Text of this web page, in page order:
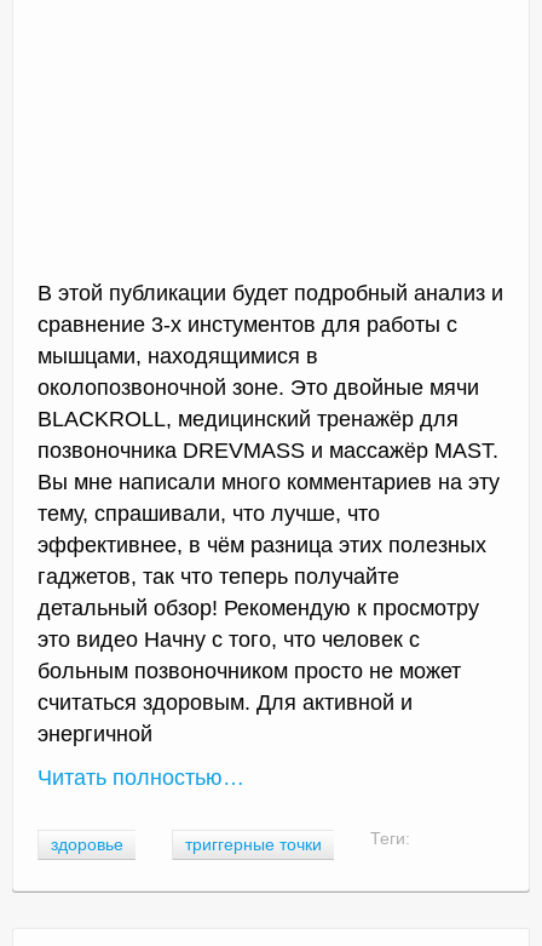
В этой публикации будет подробный анализ и
сравнение 3-х инстументов для работы с
мышцами, находящимися в
околопозвоночной зоне. Это двойные мячи
BLACKROLL, медицинский тренажёр для
позвоночника DREVMASS и массажёр MAST.
Вы мне написали много комментариев на эту
тему, спрашивали, что лучше, что
эффективнее, в чём разница этих полезных
гаджетов, так что теперь получайте
детальный обзор! Рекомендую к просмотру
это видео Начну с того, что человек с
больным позвоночником просто не может
считаться здоровым. Для активной и
энергичной
Читать полностью…
Теги:
здоровье триггерные точки